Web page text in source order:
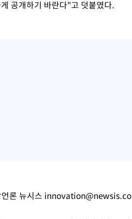
공개하기 바란다"고 덧붙였다.
론 뉴시스